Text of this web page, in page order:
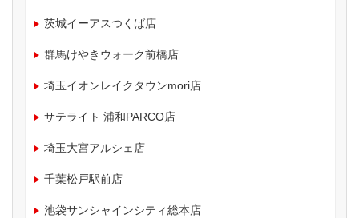
茨城イーアスつくば店
群馬けやきウォーク前橋店
埼玉イオンレイクタウンmori店
サテライト 浦和PARCO店
埼玉大宮アルシェ店
千葉松戸駅前店
池袋サンシャインシティ総本店